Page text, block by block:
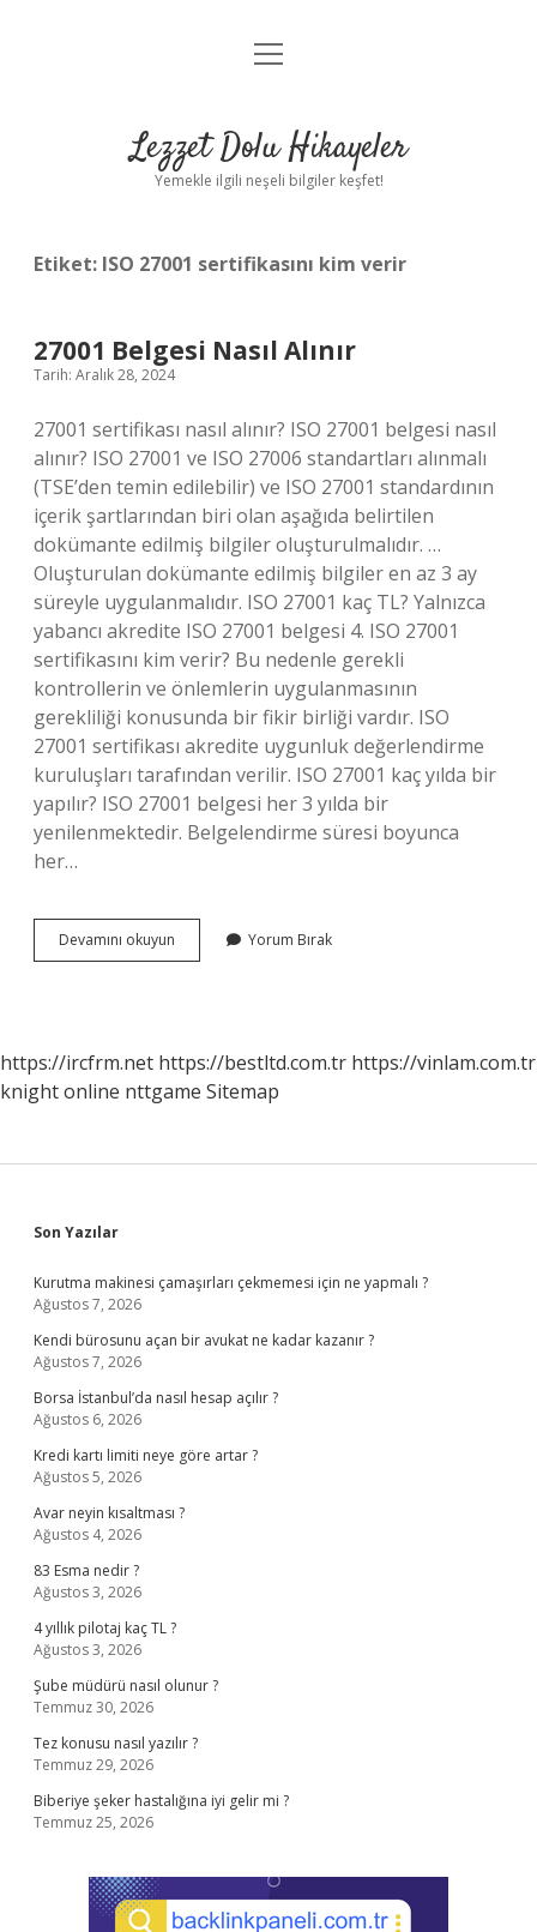
Anasayfa
Yasal Uyarı
menüyü
Lezzet Dolu Hikayeler
Yemekle ilgili neşeli bilgiler keşfet!
Etiket: ISO 27001 sertifikasını kim verir
27001 Belgesi Nasıl Alınır
Tarih: Aralık 28, 2024
27001 sertifikası nasıl alınır? ISO 27001 belgesi nasıl
alınır? ISO 27001 ve ISO 27006 standartları alınmalı
(TSE’den temin edilebilir) ve ISO 27001 standardının
içerik şartlarından biri olan aşağıda belirtilen
dokümante edilmiş bilgiler oluşturulmalıdır. …
Oluşturulan dokümante edilmiş bilgiler en az 3 ay
süreyle uygulanmalıdır. ISO 27001 kaç TL? Yalnızca
yabancı akredite ISO 27001 belgesi 4. ISO 27001
sertifikasını kim verir? Bu nedenle gerekli
kontrollerin ve önlemlerin uygulanmasının
gerekliliği konusunda bir fikir birliği vardır. ISO
27001 sertifikası akredite uygunluk değerlendirme
kuruluşları tarafından verilir. ISO 27001 kaç yılda bir
yapılır? ISO 27001 belgesi her 3 yılda bir
yenilenmektedir. Belgelendirme süresi boyunca
her…
Devamını okuyun
Belgesi
Yorum Bırak
https://ircfrm.net https://bestltd.com.tr https://vinlam.com.tr
knight online nttgame Sitemap
Sidebar
Son Yazılar
Kurutma makinesi çamaşırları çekmemesi için ne yapmalı ?
Ağustos 7, 2026
Kendi bürosunu açan bir avukat ne kadar kazanır ?
Ağustos 7, 2026
Borsa İstanbul’da nasıl hesap açılır ?
Ağustos 6, 2026
Kredi kartı limiti neye göre artar ?
Ağustos 5, 2026
Avar neyin kısaltması ?
Ağustos 4, 2026
83 Esma nedir ?
Ağustos 3, 2026
4 yıllık pilotaj kaç TL ?
Ağustos 3, 2026
Şube müdürü nasıl olunur ?
Temmuz 30, 2026
Tez konusu nasıl yazılır ?
Temmuz 29, 2026
Biberiye şeker hastalığına iyi gelir mi ?
Temmuz 25, 2026